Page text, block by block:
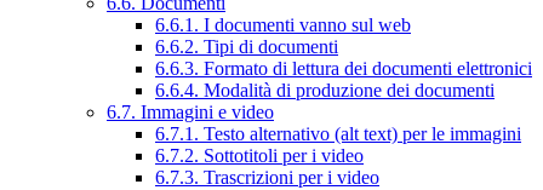
6.6.1. I documenti vanno sul web
6.6.2. Tipi di documenti
6.6.3. Formato di lettura dei documenti elettronici
6.6.4. Modalità di produzione dei documenti
6.7. Immagini e video
6.7.1. Testo alternativo (alt text) per le immagini
6.7.2. Sottotitoli per i video
6.7.3. Trascrizioni per i video